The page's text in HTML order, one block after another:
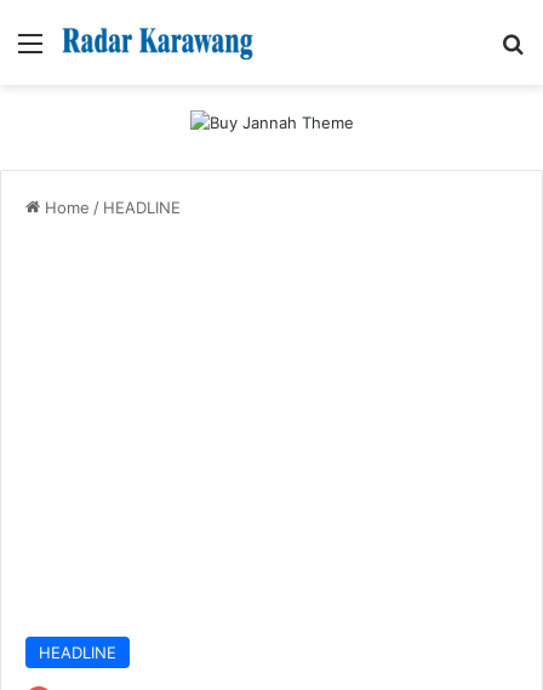
Menu
Home / HEADLINE
HEADLINE